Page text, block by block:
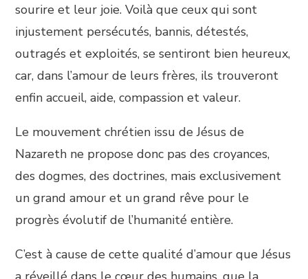
sourire et leur joie. Voilà que ceux qui sont
injustement persécutés, bannis, détestés,
outragés et exploités, se sentiront bien heureux,
car, dans l’amour de leurs frères, ils trouveront
enfin accueil, aide, compassion et valeur.
Le mouvement chrétien issu de Jésus de
Nazareth ne propose donc pas des croyances,
des dogmes, des doctrines, mais exclusivement
un grand amour et un grand rêve pour le
progrès évolutif de l’humanité entière.
C’est à cause de cette qualité d’amour que Jésus